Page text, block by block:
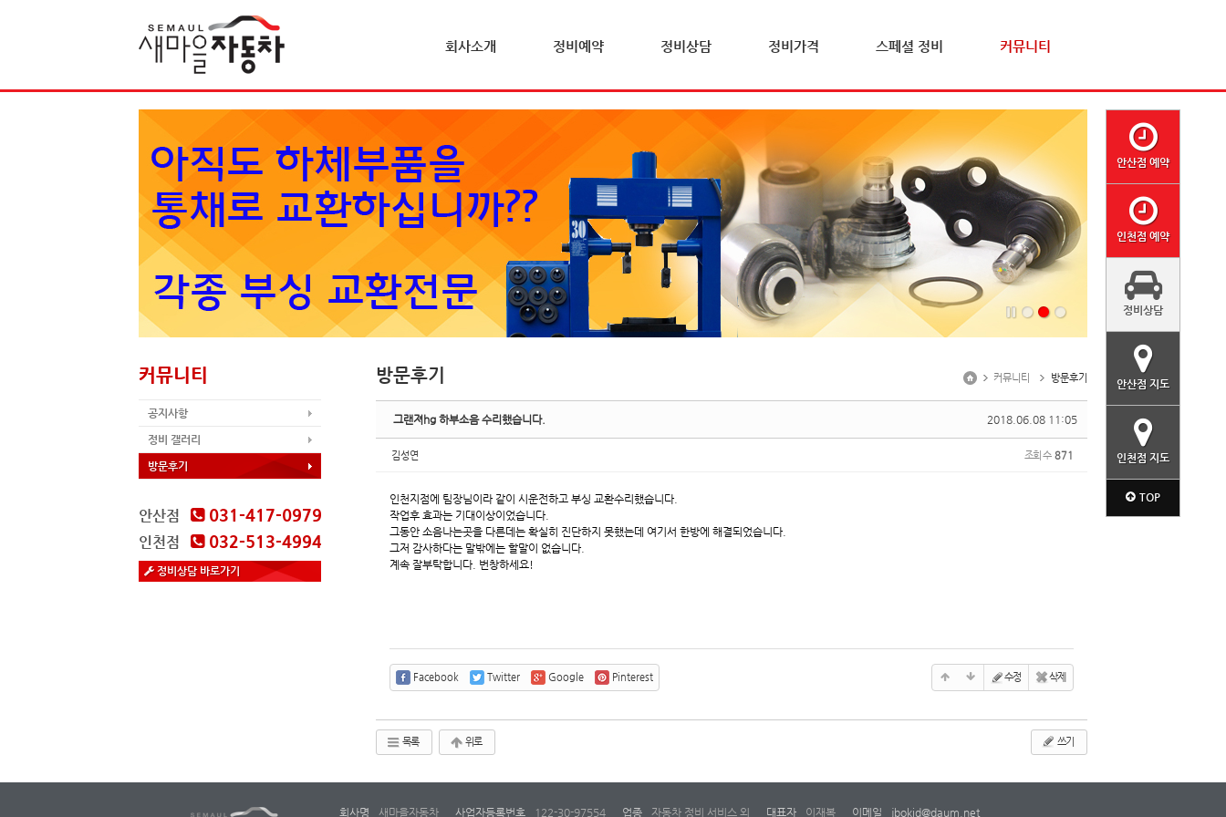
회사소개 정비예약 정비상담 정비가격 스페셜 정비 커뮤니티
커뮤니티
공지사항
정비 갤러리
방문후기
안산점 031-417-0979
인천점 032-513-4994
정비상담 바로가기
방문후기 커뮤니티 방문후기
2018.06.08 11:05
그랜져hg 하부소음 수리했습니다.
김성연 조회 수 871
인천지점에 팀장님이라 같이 시운전하고 부싱 교환수리했습니다.
작업후 효과는 기대이상이었습니다.
그동안 소음나는곳을 다른데는 확실히 진단하지 못했는데 여기서 한방에 해결되었습니다.
그저 감사하다는 말밖에는 할말이 없습니다.
계속 잘부탁합니다. 번창하세요!
Facebook Twitter Google Pinterest 수정 삭제
목록 위로 쓰기
안산점 예약
인천점 예약
정비상담
안산점 지도
인천점 지도
TOP
회사명 새마을자동차 사업자등록번호 122-30-97554 업종 자동차 정비 서비스 외 대표자 이재복 이메일 jbokid@daum.net